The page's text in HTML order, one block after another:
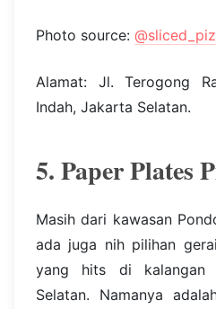
Photo source:
Alamat: Jl. Terogong
Indah, Jakarta Selatan.
5. Paper Plates
Masih dari kawasan
ada juga nih pilihan
yang hits di kalangan
Selatan. Namanya